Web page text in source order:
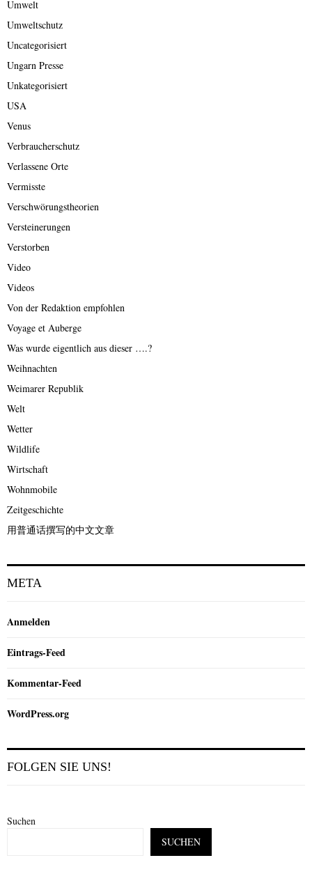
Umwelt
Umweltschutz
Uncategorisiert
Ungarn Presse
Unkategorisiert
USA
Venus
Verbraucherschutz
Verlassene Orte
Vermisste
Verschwörungstheorien
Versteinerungen
Verstorben
Video
Videos
Von der Redaktion empfohlen
Voyage et Auberge
Was wurde eigentlich aus dieser ….?
Weihnachten
Weimarer Republik
Welt
Wetter
Wildlife
Wirtschaft
Wohnmobile
Zeitgeschichte
用普通话撰写的中文文章
META
Anmelden
Eintrags-Feed
Kommentar-Feed
WordPress.org
FOLGEN SIE UNS!
Suchen
SUCHEN